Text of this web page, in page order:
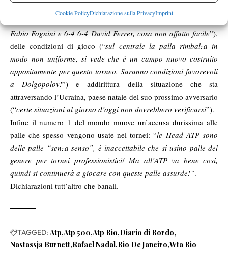
Cookie PolicyDichiarazione sulla PrivacyImprint
Fabio Fognini e 6-4 6-4 David Ferrer, cosa non affatto facile”),
delle condizioni di gioco (“sul centrale la palla rimbalza in
modo non uniforme, si vede che è un campo nuovo costruito
appositamente per questo torneo. Saranno condizioni favorevoli
a Dolgopolov!”) e addirittura della situazione che sta
attraversando l’Ucraina, paese natale del suo prossimo avversario
(“certe situazioni al giorno d’oggi non dovrebbero verificarsi”).
Infine il numero 1 del mondo muove un’accusa durissima alle
palle che spesso vengono usate nei tornei: “le Head ATP sono
delle palle “senza senso”, è inaccettabile che si usino palle del
genere per tornei professionistici! Ma all’ATP va bene così,
quindi si continuerà a giocare con queste palle assurde!”.
Dichiarazioni tutt’altro che banali.
TAGGED: Atp Atp 500 Atp Rio Diario di Bordo
Nastassja Burnett Rafael Nadal Rio De Janeiro Wta Rio